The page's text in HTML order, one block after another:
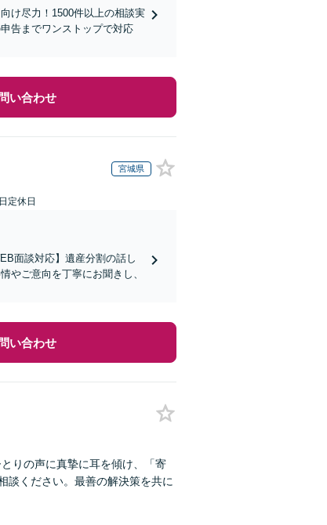
け尽力！1500件以上の相談実
告までワンストップで対応
い合わせ
宮城県
定休日
面談対応】遺産分割の話し
やご意向を丁寧にお聞きし、
い合わせ
りの声に真摯に耳を傾け、「寄
談ください。最善の解決策を共に